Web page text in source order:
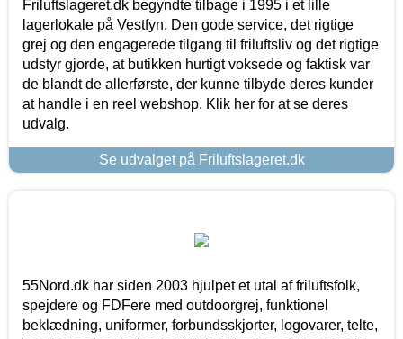
Friluftslageret.dk begyndte tilbage i 1995 i et lille
lagerlokale på Vestfyn. Den gode service, det rigtige
grej og den engagerede tilgang til friluftsliv og det rigtige
udstyr gjorde, at butikken hurtigt voksede og faktisk var
de blandt de allerførste, der kunne tilbyde deres kunder
at handle i en reel webshop. Klik her for at se deres
udvalg.
Se udvalget på Friluftslageret.dk
55Nord.dk har siden 2003 hjulpet et utal af friluftsfolk,
spejdere og FDFere med outdoorgrej, funktionel
beklædning, uniformer, forbundsskjorter, logovarer, telte,